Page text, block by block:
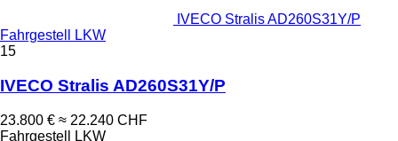
IVECO Stralis AD260S31Y/P
Fahrgestell LKW
15
IVECO Stralis AD260S31Y/P
23.800 € ≈ 22.240 CHF
Fahrgestell LKW